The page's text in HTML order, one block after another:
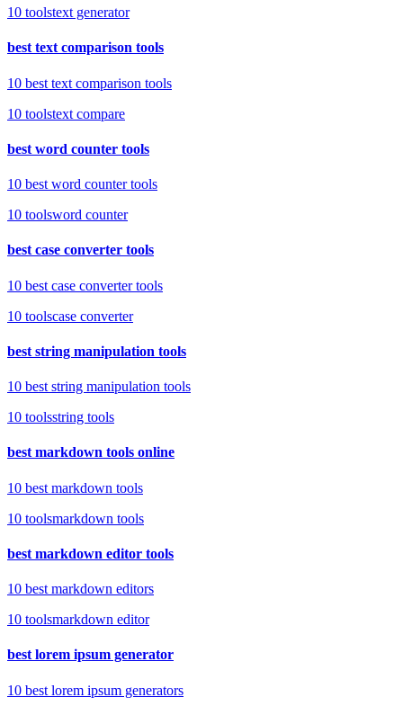
10 toolstext generator
best text comparison tools
10 best text comparison tools
10 toolstext compare
best word counter tools
10 best word counter tools
10 toolsword counter
best case converter tools
10 best case converter tools
10 toolscase converter
best string manipulation tools
10 best string manipulation tools
10 toolsstring tools
best markdown tools online
10 best markdown tools
10 toolsmarkdown tools
best markdown editor tools
10 best markdown editors
10 toolsmarkdown editor
best lorem ipsum generator
10 best lorem ipsum generators